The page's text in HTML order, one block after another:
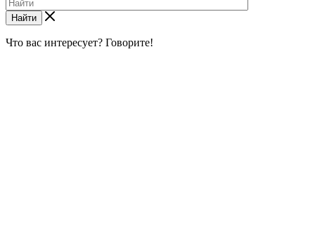
Найти
Что вас интересует? Говорите!